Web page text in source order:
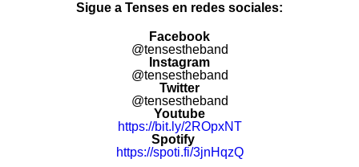
Sigue a Tenses en redes sociales:
Facebook
@tensestheband
Instagram
@tensestheband
Twitter
@tensestheband
Youtube
https://bit.ly/2ROpxNT
Spotify
https://spoti.fi/3jnHqzQ